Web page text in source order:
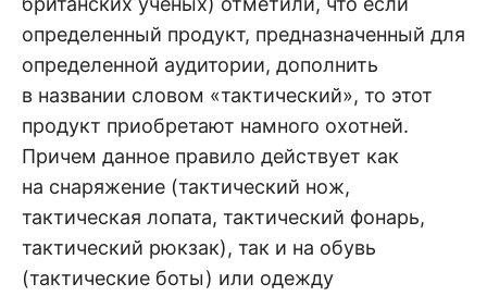
определенный продукт, предназначенный для
определенной аудитории, дополнить
в названии словом «тактический», то этот
продукт приобретают намного охотней.
Причем данное правило действует как
на снаряжение (тактический нож,
тактическая лопата, тактический фонарь,
тактический рюкзак), так и на обувь
(тактические боты) или одежду